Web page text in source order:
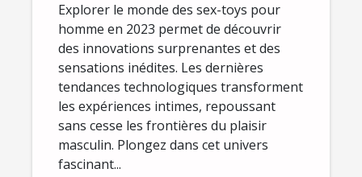
Explorer le monde des sex-toys pour
homme en 2023 permet de découvrir
des innovations surprenantes et des
sensations inédites. Les dernières
tendances technologiques transforment
les expériences intimes, repoussant
sans cesse les frontières du plaisir
masculin. Plongez dans cet univers
fascinant...